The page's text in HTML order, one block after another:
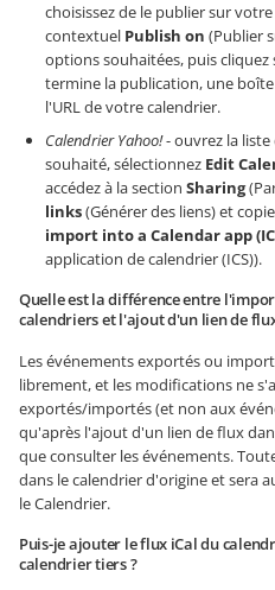
choisissez de le publier sur
contextuel Publish on (Publier
options souhaitées, puis cliquez
termine la publication, une
l'URL de votre calendrier.
Calendrier Yahoo!- ouvrez la
souhaité, sélectionnez Edit
accédez à la section Sharing
links(Générer des liens) et
import into a Calendar app
application de calendrier (ICS)).
Quelle est la différence entre
calendriers et l'ajout d'un lien de
Les événements exportés ou
librement, et les modifications ne
exportés/importés (et non aux
qu'après l'ajout d'un lien de flux
que consulter les événements.
dans le calendrier d'origine et sera
le Calendrier.
Puis-je ajouter le flux iCal du
calendrier tiers ?